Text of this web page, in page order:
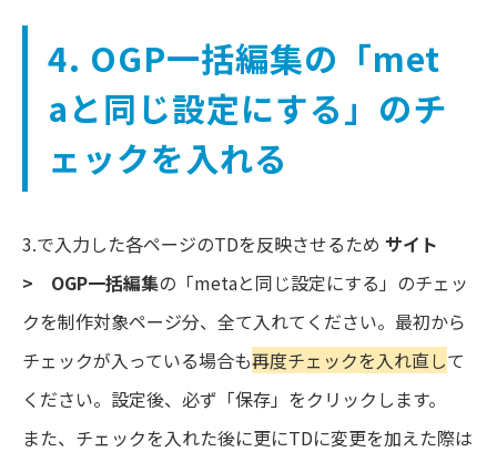
4. OGP一括編集の「met
aと同じ設定にする」のチ
ェックを入れる
3.で入力した各ページのTDを反映させるため サイト
> OGP一括編集の「metaと同じ設定にする」のチェッ
クを制作対象ページ分、全て入れてください。最初から
チェックが入っている場合も再度チェックを入れ直して
ください。設定後、必ず「保存」をクリックします。
また、チェックを入れた後に更にTDに変更を加えた際は